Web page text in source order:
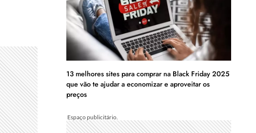
13 melhores sites para comprar na Black Friday 2025
que vão te ajudar a economizar e aproveitar os
preços